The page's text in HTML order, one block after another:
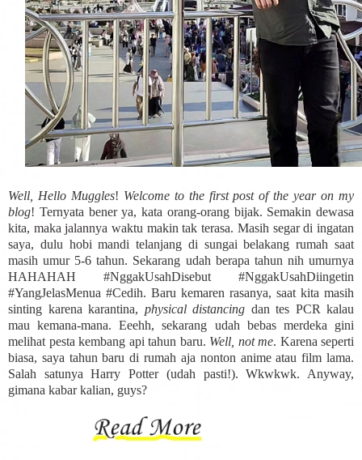
Well, Hello Muggles! Welcome to the first post of the year on my
blog! Ternyata bener ya, kata orang-orang bijak. Semakin dewasa
kita, maka jalannya waktu makin tak terasa. Masih segar di ingatan
saya, dulu hobi mandi telanjang di sungai belakang rumah saat
masih umur 5-6 tahun. Sekarang udah berapa tahun nih umurnya
HAHAHAH #NggakUsahDisebut #NggakUsahDiingetin
#YangJelasMenua #Cedih. Baru kemaren rasanya, saat kita masih
sinting karena karantina, physical distancing dan tes PCR kalau
mau kemana-mana. Eeehh, sekarang udah bebas merdeka gini
melihat pesta kembang api tahun baru. Well, not me. Karena seperti
biasa, saya tahun baru di rumah aja nonton anime atau film lama.
Salah satunya Harry Potter (udah pasti!). Wkwkwk. Anyway,
gimana kabar kalian, guys?